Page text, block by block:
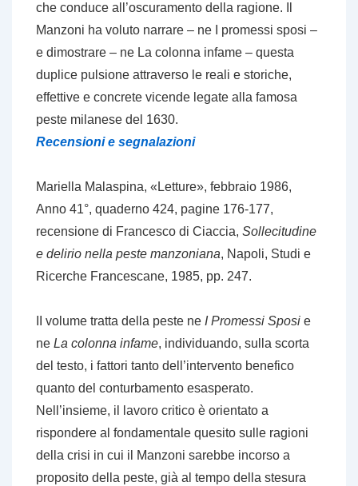
che conduce all’oscuramento della ragione. Il
Manzoni ha voluto narrare – ne
I promessi sposi –
e dimostrare – ne La colonna infame – questa
duplice pulsione attraverso le reali e storiche,
effettive e concrete vicende legate alla famosa
peste milanese del 1630.
Recensioni e segnalazioni
Mariella Malaspina, «Letture», febbraio 1986,
Anno 41°, quaderno 424, pagine 176-177,
recensione di Francesco di Ciaccia, Sollecitudine
e delirio nella peste manzoniana, Napoli, Studi e
Ricerche Francescane, 1985, pp. 247.
II volume tratta della peste ne I Promessi Sposi e
ne La colonna infame, individuando, sulla scorta
del testo, i fattori tanto dell’intervento benefico
quanto del conturbamento esasperato.
Nell’insieme, il lavoro critico è orientato a
rispondere al fondamentale quesito sulle ragioni
della crisi in cui il Manzoni sarebbe incorso a
proposito della peste, già al tempo della stesura